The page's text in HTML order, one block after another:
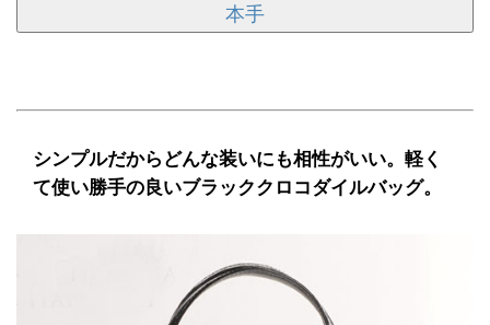
本手
シンプルだからどんな装いにも相性がいい。軽く
て使い勝手の良いブラッククロコダイルバッグ。